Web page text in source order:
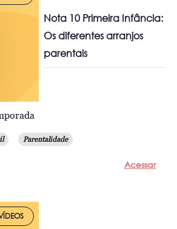
Nota 10 Primeira Infância:
Os diferentes arranjos
parentais
Parentalidade
Acessar